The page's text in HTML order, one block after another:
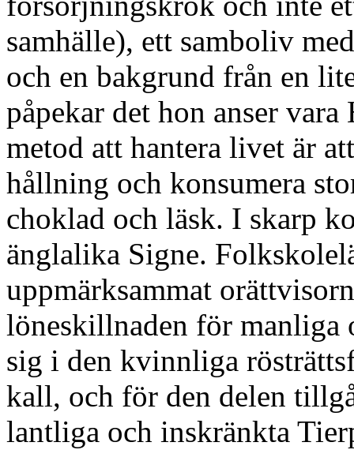
samhälle), ett samboliv
och en bakgrund från en
påpekar det hon anser
metod att hantera livet är
hållning och konsumera
choklad och läsk. I skarp
änglalika Signe.
uppmärksammat
löneskillnaden för manliga
sig i den kvinnliga
kall, och för den delen
lantliga och inskränkta